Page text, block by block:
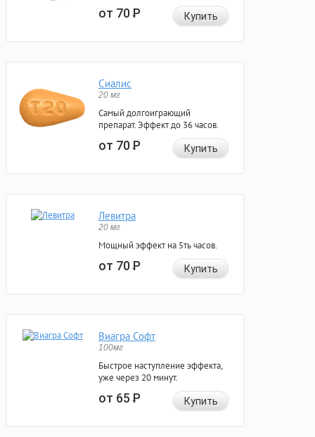
от 70Р Купить
Сиалис
20 мг
Самый долгоиграющий
препарат. Эффект до 36 часов.
от 70Р Купить
Левитра
20 мг
Мощный эффект на 5ть часов.
от 70Р Купить
Виагра Софт
100мг
Быстрое наступление эффекта,
уже через 20 минут.
от 65Р Купить